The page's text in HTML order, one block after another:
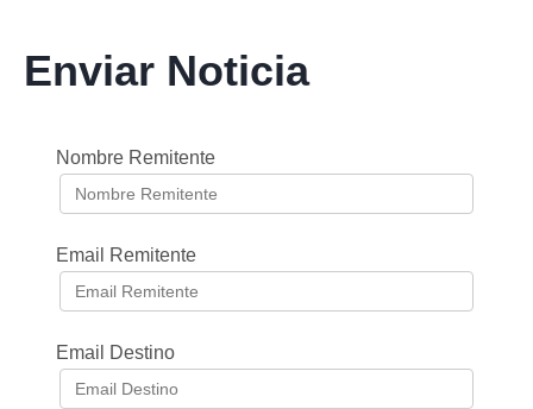
Enviar Noticia
Nombre Remitente
Email Remitente
Email Destino